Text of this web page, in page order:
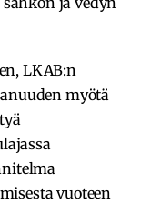
LKAB:n
myötä
vuoteen